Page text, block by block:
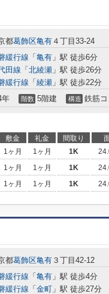
都葛飾区亀有 ４丁目33-24
緩行線 「 亀有 」駅 徒歩6分
田線 「 北綾瀬 」駅 徒歩26分
緩行線 「 綾瀬 」駅 徒歩22分
年 階数 5階建 構造 鉄筋コ
敷金 礼金 間取り
1ヶ月 1ヶ月 1K
1ヶ月 1ヶ月 1K
1ヶ月 1ヶ月 1K
都葛飾区亀有 ３丁目42-12
緩行線 「 亀有 」駅 徒歩4分
緩行線 「 金町 」駅 徒歩27分